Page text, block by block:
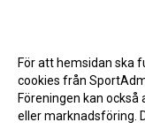
För att hemsidan ska
cookies från
Föreningen kan
eller marknadsföring.